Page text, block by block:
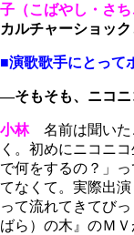
子（こばやし・さち
カルチャーショック
■演歌歌手にとって
―そもそも、ニコニ
小林名前は聞いた
く。初めにニコニ
で何をするの？」
てなくて。実際出
って流れてきてび
ばら）の木』のＭ